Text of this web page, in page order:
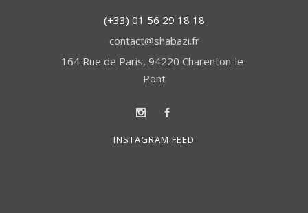
(+33) 01 56 29 18 18
contact@shabazi.fr
164 Rue de Paris, 94220 Charenton-le-
Pont
INSTAGRAM FEED